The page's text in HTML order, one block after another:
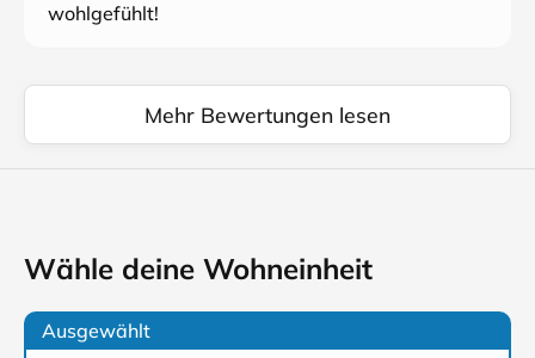
wohlgefühlt!
Mehr Bewertungen lesen
Wähle deine Wohneinheit
Ausgewählt